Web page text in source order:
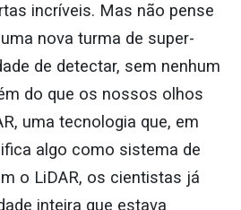
incríveis. Mas não pense
nova turma de super-
de detectar, sem nenhum
do que os nossos olhos
uma tecnologia que, em
algo como sistema de
o LiDAR, os cientistas já
inteira que estava